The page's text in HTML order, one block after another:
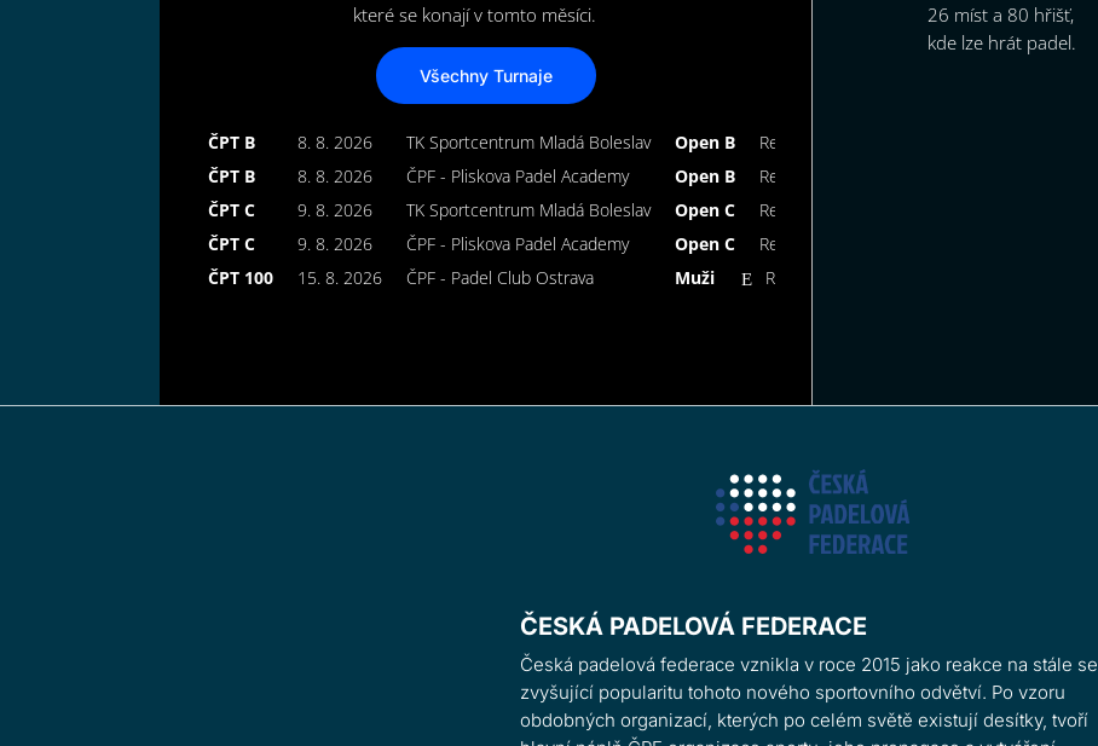
které se konají v tomto měsíci.
Všechny Turnaje
ČPT B 8. 8. 2026 TK Sportcentrum Mladá Boleslav Open B
Registrace uzavřena
ČPT B
8. 8. 2026 ČPF - Pliskova Padel Academy Open B
Registrace uzavřena
ČPT C
9. 8. 2026 TK Sportcentrum Mladá Boleslav Open C
Registrace uzavřena
ČPT C
9. 8. 2026 ČPF - Pliskova Padel Academy Open C
Registrace uzavřena
ČPT 100
15. 8. 2026 ČPF - Padel Club Ostrava Muži Registrovat se
26 míst a 80 hřišť,
kde lze hrát padel.
ČESKÁ PADELOVÁ FEDERACE
Česká padelová federace vznikla v roce 2015 jako reakce na stále se
zvyšující popularitu tohoto nového sportovního odvětví. Po vzoru
obdobných organizací, kterých po celém světě existují desítky, tvoří